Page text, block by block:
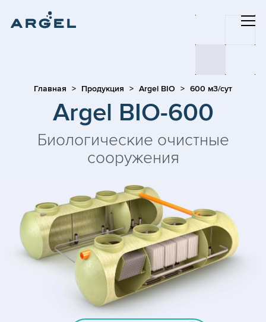
Главная Продукция Argel BIO 600 м3/сут
Argel BIO-600
Биологические очистные
сооружения